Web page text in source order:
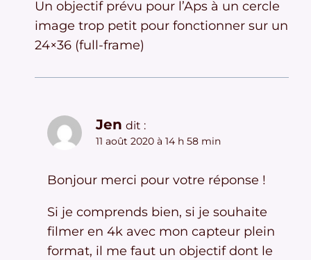
Un objectif prévu pour l’Aps à un cercle
image trop petit pour fonctionner sur un
24×36 (full-frame)
Jen dit :
11 août 2020 à 14 h 58 min
Bonjour merci pour votre réponse !
Si je comprends bien, si je souhaite
filmer en 4k avec mon capteur plein
format, il me faut un objectif dont le